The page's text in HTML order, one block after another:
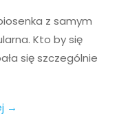
z samym
Kto by się
się szczególnie
→